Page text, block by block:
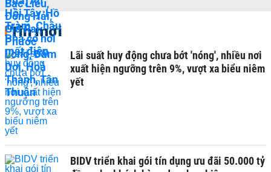
Tin mới
Lãi suất huy động chưa bớt 'nóng', nhiều nơi
xuất hiện ngưỡng trên 9%, vượt xa biểu niêm
yết
BIDV triển khai gói tín dụng ưu đãi 50.000 tỷ